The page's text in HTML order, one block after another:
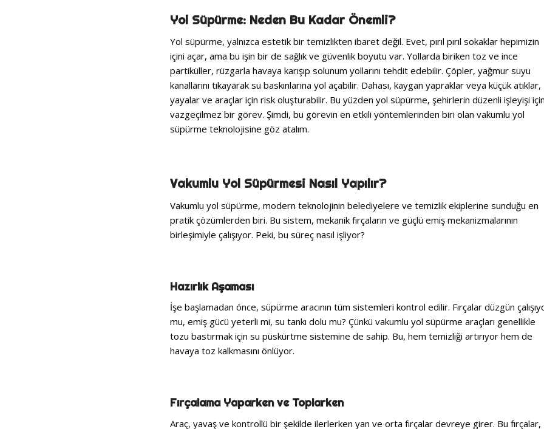
Yol Süpürme: Neden Bu Kadar Önemli?
Yol süpürme, yalnızca estetik bir temizlikten ibaret değil. Evet, pırıl pırıl sokaklar hepimizin
içini açar, ama bu işin bir de sağlık ve güvenlik boyutu var. Yollarda biriken toz ve ince
partiküller, rüzgarla havaya karışıp solunum yollarını tehdit edebilir. Çöpler, yağmur suyu
kanallarını tıkayarak su baskınlarına yol açabilir. Dahası, kaygan yapraklar veya küçük atıklar,
yayalar ve araçlar için risk oluşturabilir. Bu yüzden yol süpürme, şehirlerin düzenli işleyişi
vazgeçilmez bir görev. Şimdi, bu görevin en etkili yöntemlerinden biri olan vakumlu yol
süpürme teknolojisine göz atalım.
Vakumlu Yol Süpürmesi Nasıl Yapılır?
Vakumlu yol süpürme, modern teknolojinin belediyelere ve temizlik ekiplerine sunduğu en
pratik çözümlerden biri. Bu sistem, mekanik fırçaların ve güçlü emiş mekanizmalarının
birleşimiyle çalışıyor. Peki, bu süreç nasıl işliyor?
Hazırlık Aşaması
İşe başlamadan önce, süpürme aracının tüm sistemleri kontrol edilir. Fırçalar düzgün
mu, emiş gücü yeterli mi, su tankı dolu mu? Çünkü vakumlu yol süpürme araçları genellikle
tozu bastırmak için su püskürtme sistemine de sahip. Bu, hem temizliği artırıyor hem de
havaya toz kalkmasını önlüyor.
Fırçalama Yaparken ve Toplarken
Araç, yavaş ve kontrollü bir şekilde ilerlerken yan ve orta fırçalar devreye girer. Bu fırçalar,